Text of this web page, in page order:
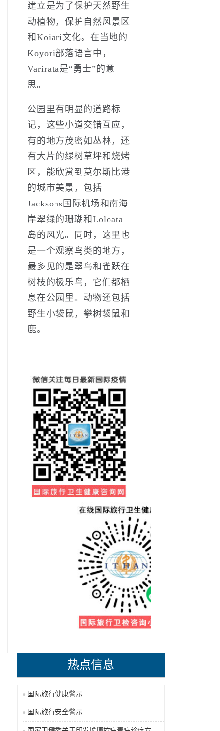
建立是为了保护天然野生
动植物，保护自然风景区
和Koiari文化。在当地的
Koyori部落语言中，
Varirata是“勇士”的意
思。
公园里有明显的道路标
记，这些小道交错互应，
有的地方茂密如丛林，还
有大片的绿树草坪和烧烤
区，能欣赏到莫尔斯比港
的城市美景，包括
Jacksons国际机场和南海
岸翠绿的珊瑚和Loloata
岛的风光。同时，这里也
是一个观察鸟类的地方，
最多见的是翠鸟和雀跃在
树枝的极乐鸟，它们都栖
息在公园里。动物还包括
野生小袋鼠，攀树袋鼠和
鹿。
热点信息
国际旅行健康警示
国际旅行安全警示